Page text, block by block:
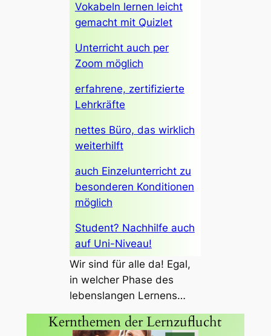
Vokabeln lernen leicht
gemacht mit Quizlet
Unterricht auch per
Zoom möglich
erfahrene, zertifizierte
Lehrkräfte
nettes Büro, das wirklich
weiterhilft
auch Einzelunterricht zu
besonderen Konditionen
möglich
Student? Nachhilfe auch
auf Uni-Niveau!
Wir sind für alle da! Egal,
in welcher Phase des
lebenslangen Lernens…
Kernthemen der Lernzuflucht